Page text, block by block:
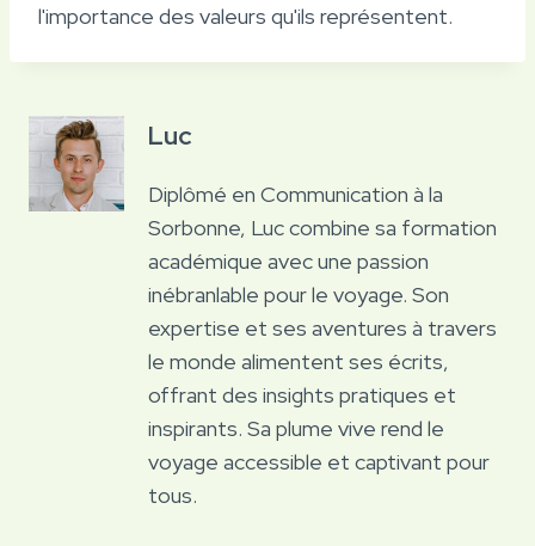
l'importance des valeurs qu'ils représentent.
Luc
Diplômé en Communication à la
Sorbonne, Luc combine sa formation
académique avec une passion
inébranlable pour le voyage. Son
expertise et ses aventures à travers
le monde alimentent ses écrits,
offrant des insights pratiques et
inspirants. Sa plume vive rend le
voyage accessible et captivant pour
tous.